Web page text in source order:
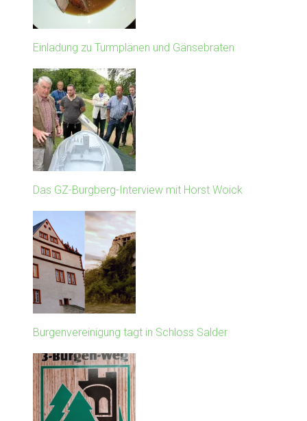
Einladung zu Turmplänen und Gänsebraten
Das GZ-Burgberg-Interview mit Horst Woick
Burgenvereinigung tagt in Schloss Salder